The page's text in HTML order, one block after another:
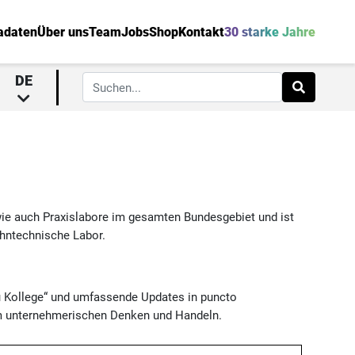
Über unsTeamJobsShopKontakt30 starke Jahre
DE
auch Praxislabore im gesamten Bundesgebiet und ist
Labor.
und umfassende Updates in puncto
Denken und Handeln.